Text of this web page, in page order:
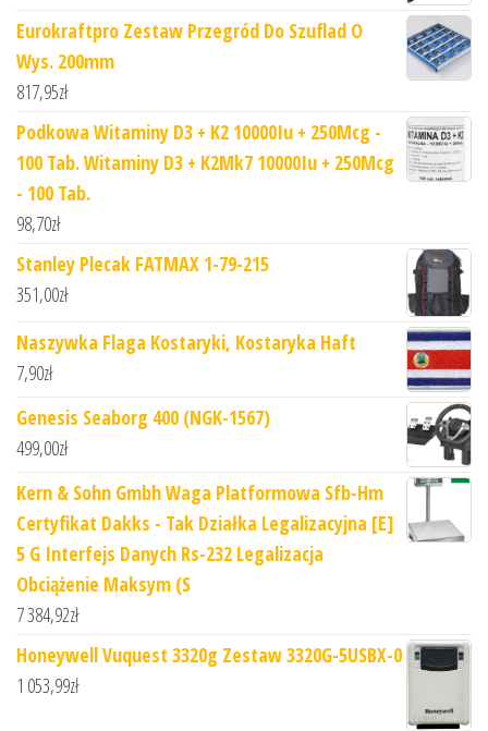
Eurokraftpro Zestaw Przegród Do Szuflad O
Wys. 200mm
817,95zł
Podkowa Witaminy D3 + K2 10000Iu + 250Mcg -
100 Tab. Witaminy D3 + K2Mk7 10000Iu + 250Mcg
- 100 Tab.
98,70zł
Stanley Plecak FATMAX 1-79-215
351,00zł
Naszywka Flaga Kostaryki, Kostaryka Haft
7,90zł
Genesis Seaborg 400 (NGK-1567)
499,00zł
Kern & Sohn Gmbh Waga Platformowa Sfb-Hm
Certyfikat Dakks - Tak Działka Legalizacyjna [E]
5 G Interfejs Danych Rs-232 Legalizacja
Obciążenie Maksym (S
7 384,92zł
Honeywell Vuquest 3320g Zestaw 3320G-5USBX-0
1 053,99zł